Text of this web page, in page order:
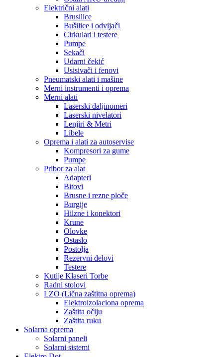
Električni alati
Brusilice
Bušilice i odvijači
Cirkulari i testere
Pumpe
Sekači
Udarni čekić
Usisivači i fenovi
Pneumatski alati i mašine
Merni instrumenti i oprema
Merni alati
Laserski daljinomeri
Laserski nivelatori
Lenjiri & Metri
Libele
Oprema i alati za autoservise
Kompresori za gume
Pumpe
Pribor za alat
Adapteri
Bitovi
Brusne i rezne ploče
Burgije
Hilzne i konektori
Krune
Olovke
Ostaslo
Postolja
Rezervni delovi
Testere
Kutije Klaseri Torbe
Radni stolovi
LZO (Lična zaštitna oprema)
Elektroizolaciona oprema
Zaštita očiju
Zaštita ruku
Solarna oprema
Solarni paneli
Solarni sistemi